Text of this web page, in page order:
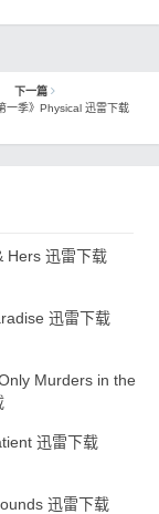
下一篇
一季》Physical 迅雷下载
Hers 迅雷下载
迅雷下载
Murders in the
迅雷下载
迅雷下载